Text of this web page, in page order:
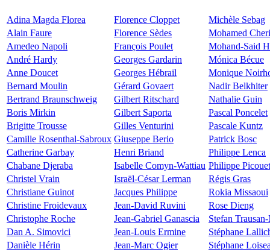
Adina Magda Florea Florence Cloppet
Michèle Sebag
Alain Faure
Florence Sèdes
Mohamed
Amedeo Napoli
François Poulet
Mohand-Said
André Hardy
Georges Gardarin
Mónica Bécue
Anne Doucet
Georges Hébrail
Monique
Bernard Moulin
Gérard Govaert
Nadir Belkhiter
Bertrand Braunschweig
Gilbert Ritschard
Nathalie Guin
Boris Mirkin
Gilbert Saporta
Pascal Poncelet
Brigitte Trousse
Gilles Venturini
Pascale Kuntz
Camille Rosenthal-Sabroux Giuseppe Berio
Patrick Bosc
Catherine Garbay
Henri Briand
Philippe Lenca
Chabane Djeraba
Isabelle Comyn-Wattiau Philippe Picouet
Christel Vrain
Israël-César Lerman
Régis Gras
Christiane Guinot
Jacques Philippe
Rokia Missaoui
Christine Froidevaux
Jean-David Ruvini
Rose Dieng
Christophe Roche
Jean-Gabriel Ganascia
Stefan
Dan A. Simovici
Jean-Louis Ermine
Stéphane
Danièle Hérin
Jean-Marc Ogier
Stéphane